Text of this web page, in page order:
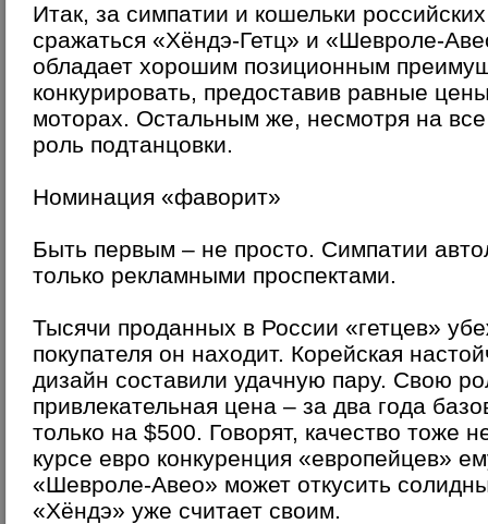
Итак, за симпатии и кошельки
сражаться «Хёндэ-Гетц» и «Шевроле-
обладает хорошим позиционным
конкурировать, предоставив равные
моторах. Остальным же, несмотря на все
роль подтанцовки.
Номинация «фаворит»
Быть первым – не просто. Симпатии
только рекламными проспектами.
Тысячи проданных в России «гетцев»
покупателя он находит. Корейская
дизайн составили удачную пару. Свою
привлекательная цена – за два года
только на $500. Говорят, качество тоже
курсе евро конкуренция «европейцев»
«Шевроле-Авео» может откусить
«Хёндэ» уже считает своим.